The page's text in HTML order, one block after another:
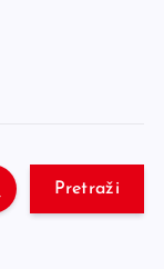
Pretraži